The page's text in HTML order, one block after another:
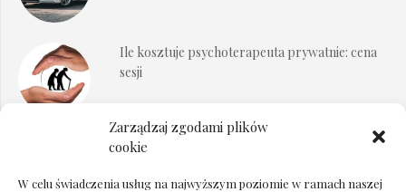
Zarządzaj zgodami plików
cookie
W celu świadczenia usług na najwyższym poziomie w ramach naszej
Ile kosztuje psychoterapeuta prywatnie: cena
sesji
Dokumenty do odbioru przy zmianie biura